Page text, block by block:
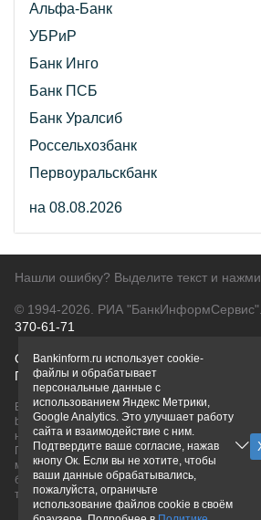
Альфа-Банк
УБРиР
Банк Инго
Банк ПСБ
Банк Уралсиб
Россельхозбанк
Первоуральскбанк
на 08.08.2026
Нашли ошибку? Выделите текст и
© 1994-2026. РИА "БанкИнформСервис".
370-61-71
О проектеПолитика конфиденциальности
Правовая информацияДля
Вся информация о продуктах банков,
bankinform.ru, носит исключительно
не является публичной офертой,
ГК РФ. Информация не содержит точного и
может быть изменена. Конечные условия
банков или при личном обращении.
товарные знаки принадлежит их
Bankinform.ru использует cookie-
файлы и обрабатывает
персональные данные с
использованием Яндекс Метрики,
Google Analytics. Это улучшает работу
сайта и взаимодействие с ним.
Подтвердите ваше согласие, нажав
кнопу Ок. Если вы не хотите, чтобы
ваши данные обрабатывались,
пожалуйста, ограничьте
использование файлов cookie в своём